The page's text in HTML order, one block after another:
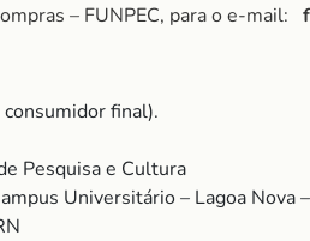
– FUNPEC, para o e-mail:
consumidor final).
Pesquisa e Cultura
Universitário – Lagoa Nova –